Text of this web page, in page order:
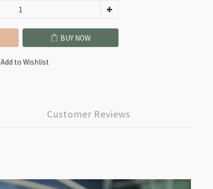
BUY NOW
Add to Wishlist
Customer Reviews